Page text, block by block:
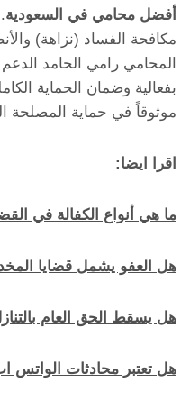
أفضل محامي في السعودية
مكافحة الفساد (نزاهة)
المحامي رامي الحامد الدعم
بفعالية وضمان الحماية
موثوقاً في حماية المصلحة
اقرا ايضا:
ما هي أنواع الكفالة في
هل العفو يشمل قضايا
هل يسقط الحق العام
هل تعتبر محادثات الواتس